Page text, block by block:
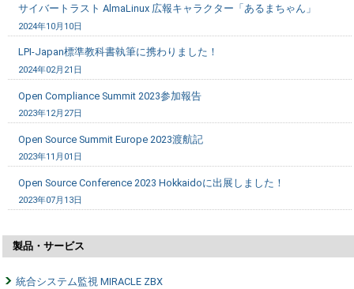
サイバートラスト AlmaLinux 広報キャラクター「あるまちゃん」
2024年10月10日
LPI-Japan標準教科書執筆に携わりました！
2024年02月21日
Open Compliance Summit 2023参加報告
2023年12月27日
Open Source Summit Europe 2023渡航記
2023年11月01日
Open Source Conference 2023 Hokkaidoに出展しました！
2023年07月13日
製品・サービス
統合システム監視 MIRACLE ZBX